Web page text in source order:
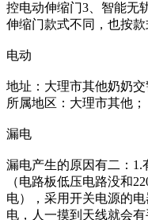
控电动伸缩门3、智能无
伸缩门款式不同，也按
电动
地址：大理市其他奶奶交
所属地区：大理市其他；
漏电
漏电产生的原因有二：1.
（电路板低压电路没和
电），采用开关电源的
电，人一摸到天线就会